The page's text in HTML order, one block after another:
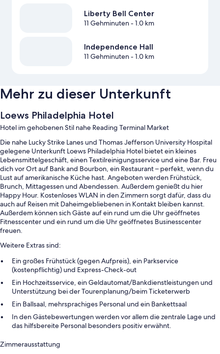
Liberty Bell Center
11 Gehminuten- 1.0 km
Independence Hall
11 Gehminuten- 1.0 km
Mehr zu dieser Unterkunft
Loews Philadelphia Hotel
Hotel im gehobenen Stil nahe Reading Terminal Market
Die nahe Lucky Strike Lanes und Thomas Jefferson University Hospital
gelegene Unterkunft Loews Philadelphia Hotel bietet ein kleines
Lebensmittelgeschäft, einen Textilreinigungsservice und eine Bar. Freu
dich vor Ort auf Bank and Bourbon, ein Restaurant – perfekt, wenn du
Lust auf amerikanische Küche hast. Angeboten werden Frühstück,
Brunch, Mittagessen und Abendessen. Außerdem genießt du hier
Happy Hour. Kostenloses WLAN in den Zimmern sorgt dafür, dass du
auch auf Reisen mit Daheimgebliebenen in Kontakt bleiben kannst.
Außerdem können sich Gäste auf ein rund um die Uhr geöffnetes
Fitnesscenter und ein rund um die Uhr geöffnetes Businesscenter
freuen.
Weitere Extras sind:
Ein großes Frühstück (gegen Aufpreis), ein Parkservice
(kostenpflichtig) und Express-Check-out
Ein Hochzeitsservice, ein Geldautomat/Bankdienstleistungen und
Unterstützung bei der Tourenplanung/beim Ticketerwerb
Ein Ballsaal, mehrsprachiges Personal und ein Bankettsaal
In den Gästebewertungen werden vor allem die zentrale Lage und
das hilfsbereite Personal besonders positiv erwähnt.
Zimmerausstattung